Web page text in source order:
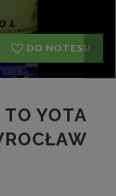
DO NOTESU
YOTA